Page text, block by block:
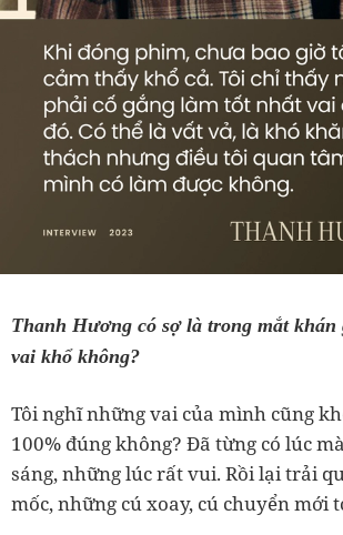
Thanh Hương có sợ là trong mắt
vai khổ không?
Tôi nghĩ những vai của mình cũng
100% đúng không? Đã từng có lúc
sáng, những lúc rất vui. Rồi lại trải
mốc, những cú xoay, cú chuyển mới